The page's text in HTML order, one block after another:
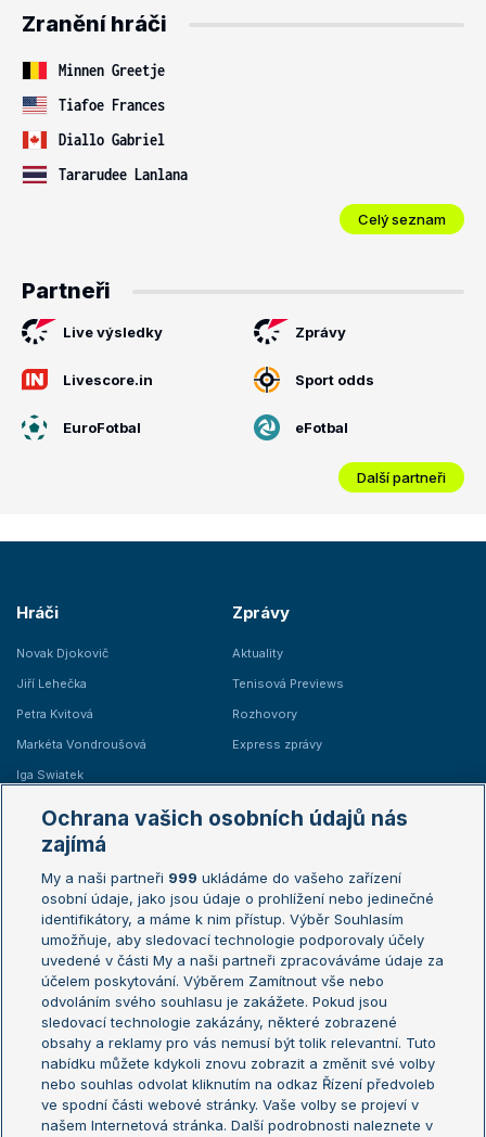
Zranění hráči
Minnen Greetje
Tiafoe Frances
Diallo Gabriel
Tararudee Lanlana
Celý seznam
Partneři
Live výsledky Zprávy
Livescore.in Sport odds
EuroFotbal eFotbal
Další partneři
Hráči
Novak Djokovič
Jiří Lehečka
Petra Kvitová
Markéta Vondroušová
Iga Swiatek
Zprávy
Aktuality
Tenisová Previews
Rozhovory
Express zprávy
Žebříčky
Žebříček ATP (muži)
Žebříček WTA (ženy)
Sázkařský žebříček
Australian Open
French Open
Wimbledon
US Open
Turnaj mistrů
Turnaj mistryň
Aktualní trendy
Fotbalové přestupy
Ochrana vašich osobních údajů nás
zajímá
My a naši partneři 999 ukládáme do vašeho zařízení
osobní údaje, jako jsou údaje o prohlížení nebo jedinečné
identifikátory, a máme k nim přístup. Výběr Souhlasím
umožňuje, aby sledovací technologie podporovaly účely
uvedené v části My a naši partneři zpracováváme údaje za
účelem poskytování. Výběrem Zamítnout vše nebo
odvoláním svého souhlasu je zakážete. Pokud jsou
sledovací technologie zakázány, některé zobrazené
obsahy a reklamy pro vás nemusí být tolik relevantní. Tuto
nabídku můžete kdykoli znovu zobrazit a změnit své volby
nebo souhlas odvolat kliknutím na odkaz Řízení předvoleb
ve spodní části webové stránky. Vaše volby se projeví v
našem Internetová stránka. Další podrobnosti naleznete v